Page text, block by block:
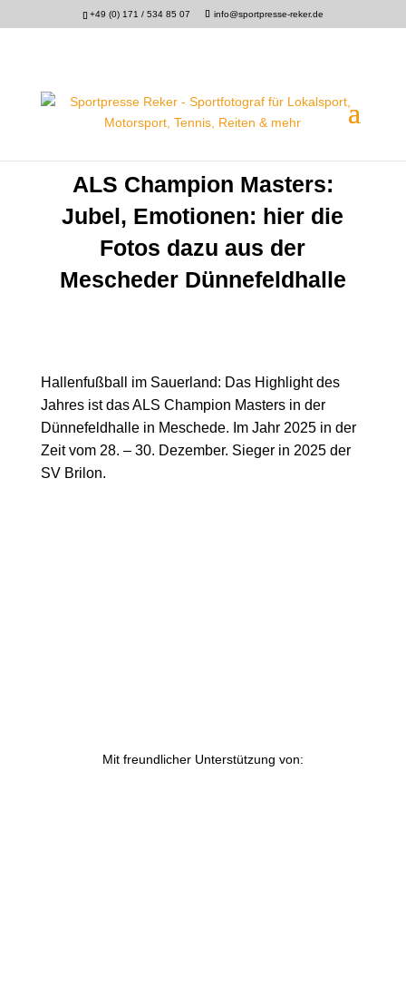
+49 (0) 171 / 534 85 07 info@sportpresse-reker.de
ALS Champion Masters:
Jubel, Emotionen: hier die
Fotos dazu aus der
Mescheder Dünnefeldhalle
Hallenfußball im Sauerland: Das Highlight des
Jahres ist das ALS Champion Masters in der
Dünnefeldhalle in Meschede. Im Jahr 2025 in der
Zeit vom 28. – 30. Dezember. Sieger in 2025 der
SV Brilon.
Mit freundlicher Unterstützung von: